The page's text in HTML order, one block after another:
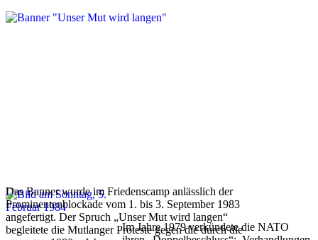
Das Banner wurde im Friedenscamp anlässlich der
Prominentenblockade vom 1. bis 3. September 1983
angefertigt. Der Spruch „Unser Mut wird langen“
begleitete die Mutlanger Proteste gegen die durch die
Im Jahre 1979 verkündete die NATO